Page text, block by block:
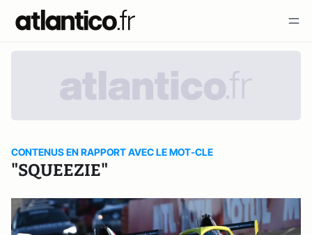
CONTENUS EN RAPPORT AVEC LE MOT-CLE
"SQUEEZIE"